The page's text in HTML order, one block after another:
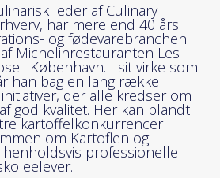
leder af Culinary
har mere end 40 års
og fødevarebranchen
Michelinrestauranten Les
i København. I sit virke som
han bag en lang række
der alle kredser om
god kvalitet. Her kan blandt
kartoffelkonkurrencer
om Kartoflen og
professionelle